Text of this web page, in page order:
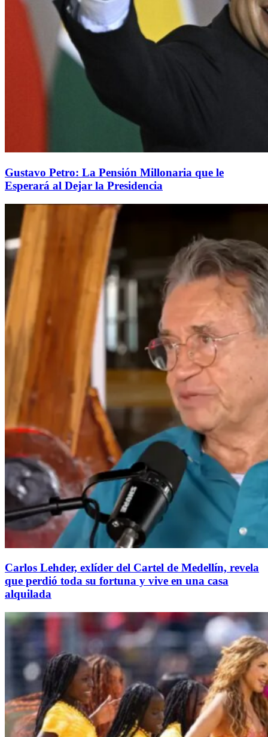
Gustavo Petro: La Pensión Millonaria que le
Esperará al Dejar la Presidencia
Carlos Lehder, exlíder del Cartel de Medellín, revela
que perdió toda su fortuna y vive en una casa
alquilada